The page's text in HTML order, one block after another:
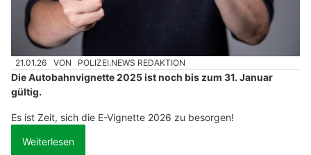
21.01.26 VON POLIZEI.NEWS REDAKTION
Die Autobahnvignette 2025 ist noch bis zum 31. Januar
gültig.
Es ist Zeit, sich die E-Vignette 2026 zu besorgen!
Weiterlesen